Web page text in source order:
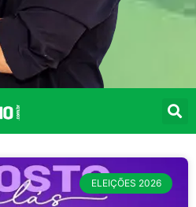
ELEIÇÕES 2026